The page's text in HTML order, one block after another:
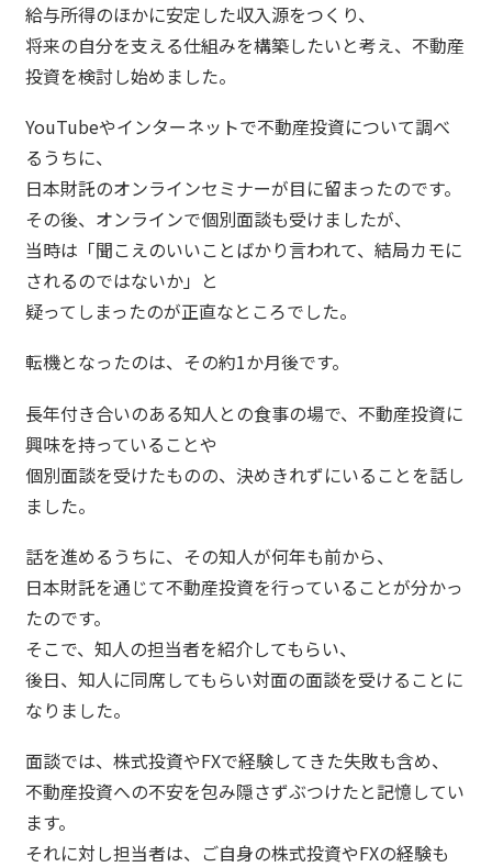
給与所得のほかに安定した収入源をつくり、
将来の自分を支える仕組みを構築したいと考え、不動産
投資を検討し始めました。
YouTubeやインターネットで不動産投資について調べ
るうちに、
日本財託のオンラインセミナーが目に留まったのです。
その後、オンラインで個別面談も受けましたが、
当時は「聞こえのいいことばかり言われて、結局カモに
されるのではないか」と
疑ってしまったのが正直なところでした。
転機となったのは、その約1か月後です。
長年付き合いのある知人との食事の場で、不動産投資に
興味を持っていることや
個別面談を受けたものの、決めきれずにいることを話し
ました。
話を進めるうちに、その知人が何年も前から、
日本財託を通じて不動産投資を行っていることが分かっ
たのです。
そこで、知人の担当者を紹介してもらい、
後日、知人に同席してもらい対面の面談を受けることに
なりました。
面談では、株式投資やFXで経験してきた失敗も含め、
不動産投資への不安を包み隠さずぶつけたと記憶してい
ます。
それに対し担当者は、ご自身の株式投資やFXの経験も